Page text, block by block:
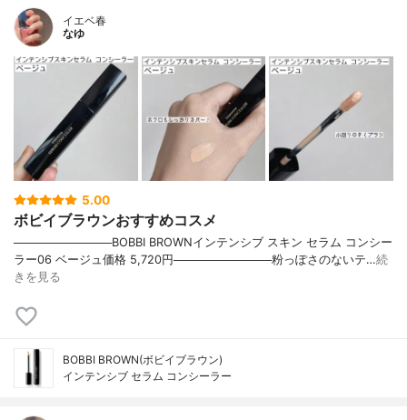
イエベ春
なゆ
5.00
ボビイブラウンおすすめコスメ
────────────BOBBI BROWNインテンシブ スキン セラム コンシー
ラー06 ベージュ価格 5,720円────────────粉っぽさのないテ…続
きを見る
BOBBI BROWN(ボビイブラウン)
インテンシブ セラム コンシーラー